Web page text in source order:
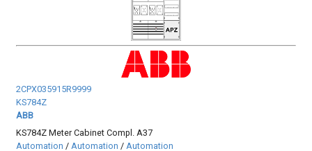
2CPX035915R9999
KS784Z
ABB
KS784Z Meter Cabinet Compl. A37
Automation / Automation / Automation